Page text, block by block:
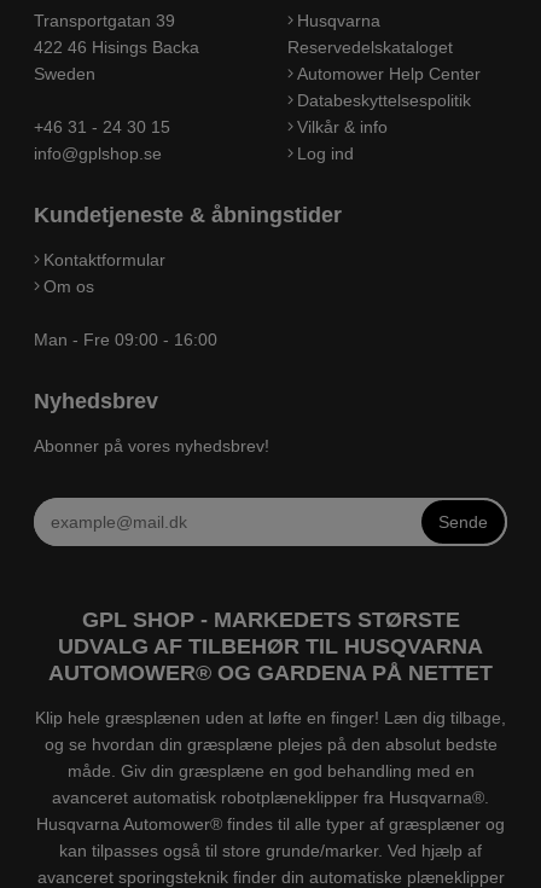
Transportgatan 39
422 46 Hisings Backa
Sweden
+46 31 - 24 30 15
info@gplshop.se
Husqvarna
Reservedelskataloget
Automower Help Center
Databeskyttelsespolitik
Vilkår & info
Log ind
Kundetjeneste & åbningstider
Kontaktformular
Om os
Man - Fre 09:00 - 16:00
Nyhedsbrev
Abonner på vores nyhedsbrev!
Sende
GPL SHOP - MARKEDETS STØRSTE
UDVALG AF TILBEHØR TIL HUSQVARNA
AUTOMOWER® OG GARDENA PÅ NETTET
Klip hele græsplænen uden at løfte en finger! Læn dig tilbage,
og se hvordan din græsplæne plejes på den absolut bedste
måde. Giv din græsplæne en god behandling med en
avanceret automatisk robotplæneklipper fra Husqvarna®.
Husqvarna Automower® findes til alle typer af græsplæner og
kan tilpasses også til store grunde/marker. Ved hjælp af
avanceret sporingsteknik finder din automatiske plæneklipper